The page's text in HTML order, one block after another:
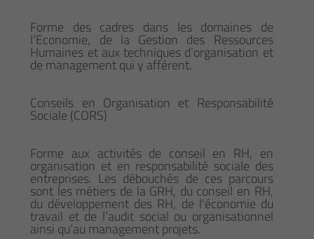
Forme des cadres dans les domaines de
l’Economie, de la Gestion des Ressources
Humaines et aux techniques d’organisation et
de management qui y afférent.
Conseils en Organisation et Responsabilité
Sociale (CORS)
Forme aux activités de conseil en RH, en
organisation et en responsabilité sociale des
entreprises. Les débouchés de ces parcours
sont les métiers de la GRH, du conseil en RH,
du développement des RH, de l'économie du
travail et de l’audit social ou organisationnel
ainsi qu'au management projets.